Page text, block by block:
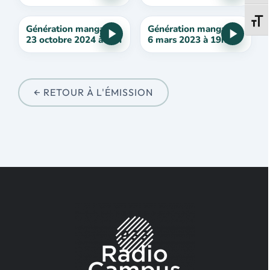
Génération manga du
23 octobre 2024 à 19h
Génération manga du
6 mars 2023 à 19h
← RETOUR À L'ÉMISSION